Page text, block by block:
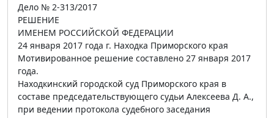
Дело № 2-313/2017
РЕШЕНИЕ
ИМЕНЕМ РОССИЙСКОЙ ФЕДЕРАЦИИ
24 января 2017 года г. Находка Приморского края
Мотивированное решение составлено 27 января 2017
года.
Находкинский городской суд Приморского края в
составе председательствующего судьи Алексеева Д. А.,
при ведении протокола судебного заседания